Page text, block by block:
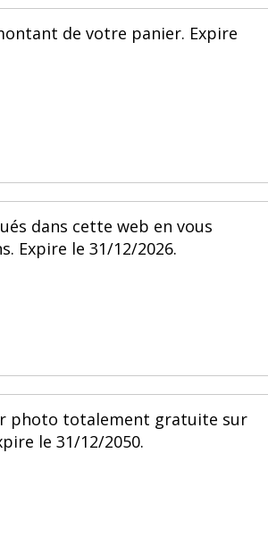
de votre panier. Expire
dans cette web en vous
Expire le 31/12/2026.
photo totalement gratuite sur
le 31/12/2050.